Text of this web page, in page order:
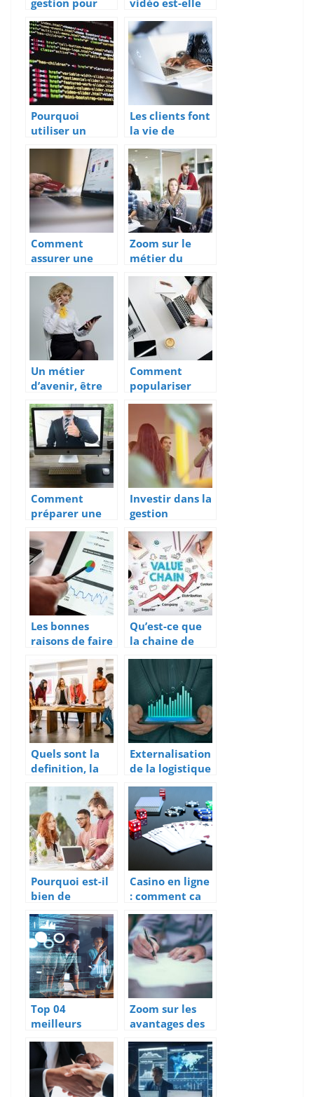
gestion pour
entreprise, un
outil
stratégique
vidéo est-elle
importante en
marketing ?
Pourquoi
utiliser un
logiciel EDI ?
Les clients font
la vie de
l’entreprise :
Comment les
trouver ?
Comment
assurer une
meilleure
réussite pour
votre
entreprise e-
commerce ?
Zoom sur le
métier du
marketing et
communication
Un métier
d’avenir, être
Responsable
Marketing
Comment
populariser
une nouvelle
marque sur les
sites e-
commerce ?
Comment
préparer une
réunion en
visioconférence
?
Investir dans la
gestion
clientele pour
booster le
marketing et
les finance
Les bonnes
raisons de faire
appel a une
agence web
Qu’est-ce que
la chaine de
valeur ?
Quels sont la
definition, la
methodologie
et les exemples
de l’analyse
SWOT ?
Externalisation
de la logistique
: avantages et
inconvenients
Pourquoi est-il
bien de
recourir a une
agence
commerciale ?
Casino en ligne
: comment ca
marche ?
Top 04
meilleurs
logiciels de
planning
gratuits
Zoom sur les
avantages des
solutions
d’échéancier de
paiement pour
les créances